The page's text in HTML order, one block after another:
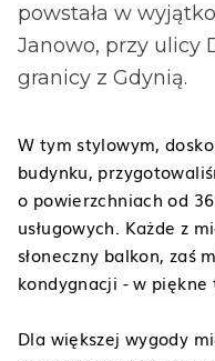
powstała w
Janowo, przy ulicy
granicy z Gdynią.
W tym stylowym,
budynku,
o powierzchniach od
usługowych. Każde z
słoneczny balkon, zaś
kondygnacji - w piękne
Dla większej wygody